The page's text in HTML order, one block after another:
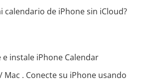
calendario de iPhone sin iCloud?
e instale iPhone Calendar
Mac . Conecte su iPhone usando